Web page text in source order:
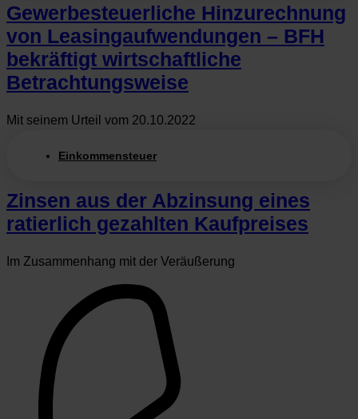
Gewerbesteuerliche Hinzurechnung
von Leasingaufwendungen – BFH
bekräftigt wirtschaftliche
Betrachtungsweise
Mit seinem Urteil vom 20.10.2022
Einkommensteuer
Zinsen aus der Abzinsung eines
ratierlich gezahlten Kaufpreises
Im Zusammenhang mit der Veräußerung